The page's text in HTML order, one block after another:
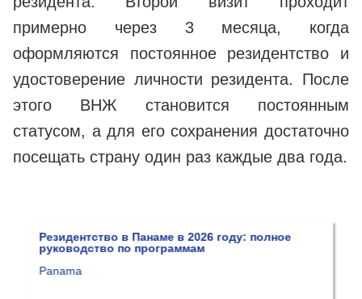
примерно через 3 месяца, когда
оформляются постоянное резидентство и
удостоверение личности резидента. После
этого ВНЖ становится постоянным
статусом, а для его сохранения достаточно
посещать страну один раз каждые два года.
в Панаме в 2026 году: полное
по программам